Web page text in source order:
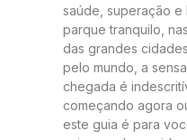
saúde, superação e
parque tranquilo,
das grandes
pelo mundo, a
chegada é
começando agora
este guia é para